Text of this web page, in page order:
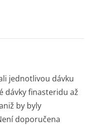
jednotlivou dávku
dávky finasteridu až
by byly
doporučena